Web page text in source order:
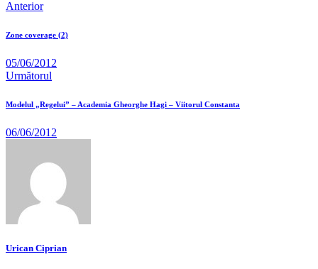
Anterior
Zone coverage (2)
05/06/2012
Următorul
Modelul „Regelui” – Academia Gheorghe Hagi – Viitorul Constanta
06/06/2012
Urican Ciprian